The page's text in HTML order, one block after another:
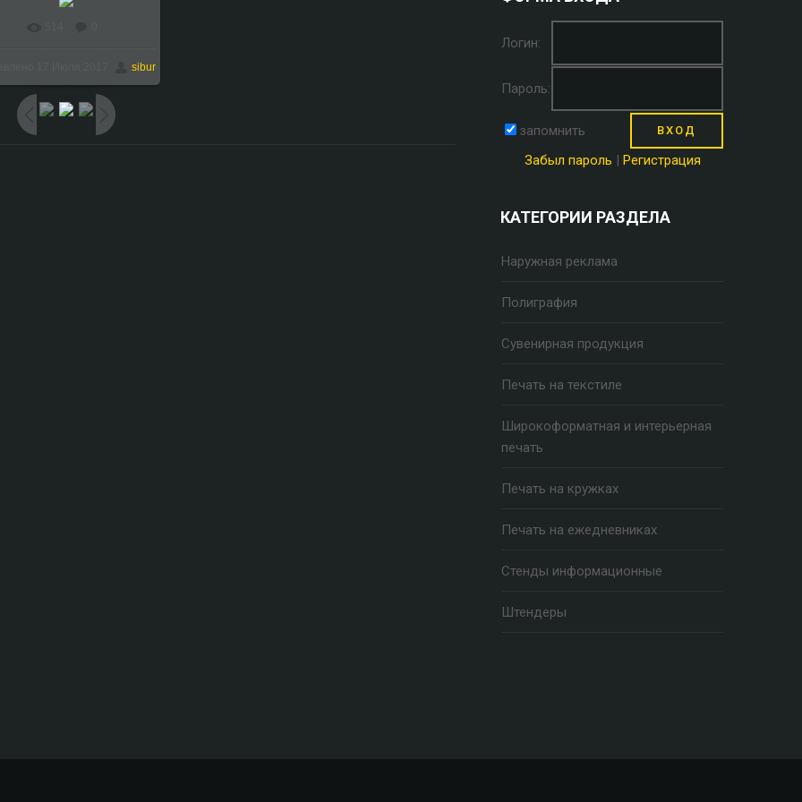
sibur
Логин:
Пароль:
запомнить
Забыл пароль | Регистрация
КАТЕГОРИИ РАЗДЕЛА
Наружная реклама
Полиграфия
Сувенирная продукция
Печать на текстиле
Широкоформатная и интерьерная
печать
Печать на кружках
Печать на ежедневниках
Стенды информационные
Штендеры